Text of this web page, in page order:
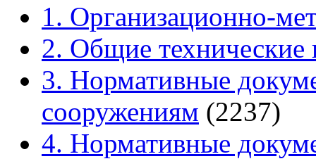
1. Организационно-
2. Общие
3. Нормативные
сооружениям (2237)
4. Нормативные